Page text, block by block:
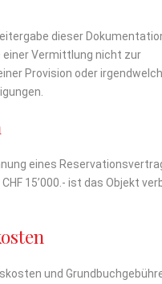
dieser
einer Vermittlung nicht zur
Provision oder
eines
15’000.- ist das Objekt
und